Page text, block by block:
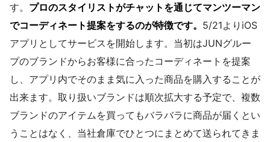
す。 プロのスタイリストがチャットを通じてマンツーマン
でコーディネート提案をするのが特徴です。 5/21よりiOS
アプリとしてサービスを開始します。当初はJUNグルー
プのブランドからお客様に合ったコーディネートを提案
し、アプリ内でそのまま気に入った商品を購入することが
出来ます。取り扱いブランドは順次拡大する予定で、複数
ブランドのアイテムを買ってもバラバラに商品が届くとい
うことはなく、当社倉庫でひとつにまとめて送られてきま